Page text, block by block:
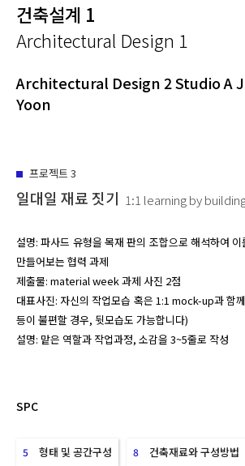
건축설계 1
Architectural Design 1
Architectural Design 2 Studio A
Yoon
프로젝트 3
일대일 재료 짓기 1:1 learning by
설명: 파사드 유형을 목재 판의 조합으로 해석하여
만들어보는 협력 과제
제출물: material week 과제 사진 2점
대표사진: 자신의 작업모습 혹은 1:1 mock-up과 함
등이 불편할 경우, 뒷모습도 가능합니다)
설명: 맡은 역할과 작업과정, 소감을 3~5줄로 작성
SPC
5 형태 및 공간구성 8 건축재료와 구성방법